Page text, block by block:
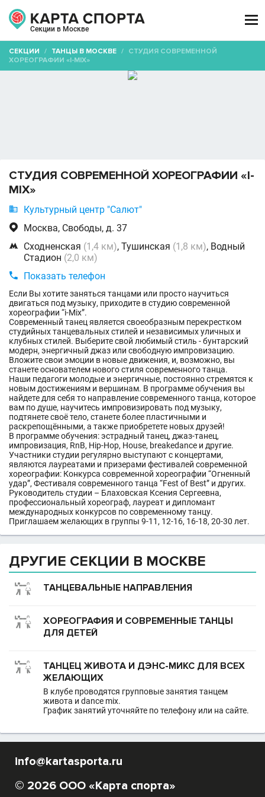
Секции в Москве

СЕКЦИИ / ТАНЦЫ В МОСКВЕ / СТУДИЯ СОВРЕМЕННОЙ
ХОРЕОГРАФИИ «I-MIX»
СТУДИЯ СОВРЕМЕННОЙ ХОРЕОГРАФИИ «I-
MIX»
 Культурный центр "Салют"
 Москва, Свободы, д. 37
 Сходненская (1,4 км), Тушинская (1,8 км), Водный
Стадион (2,0 км)
 Показать телефон
Если Вы хотите заняться танцами или просто научиться
двигаться под музыку, приходите в студию современной
хореографии “i-Mix”.
Современный танец является своеобразным перекрестком
студийных танцевальных стилей и независимых уличных и
клубных стилей. Выберите свой любимый стиль - бунтарский
модерн, энергичный джаз или свободную импровизацию.
Вложите свои эмоции в новые движения, и, возможно, вы
станете основателем нового стиля современного танца.
Наши педагоги молодые и энергичные, постоянно стремятся к
новым достижениям и вершинам. В программе обучения вы
найдете для себя то направление современного танца, которое
вам по душе, научитесь импровизировать под музыку,
подтянете своё тело, станете более пластичными и
раскрепощёнными, а также приобретете новых друзей!
В программе обучения: эстрадный танец, джаз-танец,
импровизация, RnB, Hip-Hop, House, breakedance и другие.
Участники студии регулярно выступают с концертами,
являются лауреатами и призерами фестивалей современной
хореографии: Конкурса современной хореографии “Огненный
удар”, Фестиваля современного танца “Fest of Best” и других.
Руководитель студии – Блаховская Ксения Сергеевна,
профессиональный хореограф, лауреат и дипломант
международных конкурсов по современному танцу.
Приглашаем желающих в группы 9-11, 12-16, 16-18, 20-30 лет.
ДРУГИЕ СЕКЦИИ В МОСКВЕ
ТАНЦЕВАЛЬНЫЕ НАПРАВЛЕНИЯ
ХОРЕОГРАФИЯ И СОВРЕМЕННЫЕ ТАНЦЫ
ДЛЯ ДЕТЕЙ
ТАНЦЕЦ ЖИВОТА И ДЭНС-МИКС ДЛЯ ВСЕХ
ЖЕЛАЮЩИХ
В клубе проводятся групповые занятия танцем
живота и dance mix.
График занятий уточняйте по телефону или на сайте.
info@kartasporta.ru
© 2026 ООО «Карта спорта»